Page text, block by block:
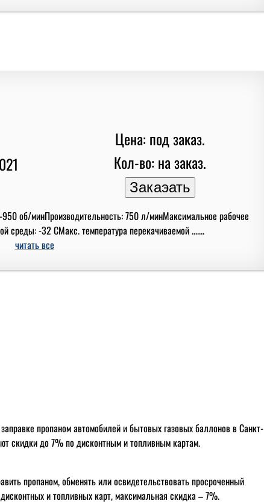
Цена: под заказ.
Кол-во: на заказ.
об/минПроизводительность: 750 л/минМаксимальное рабочее
среды: -32 СМакс. температура перекачиваемой .......
читать все
пропаном автомобилей и бытовых газовых баллонов в Санкт-
скидки до 7% по дисконтным и топливным картам.
пропаном, обменять или освидетельствовать просроченный
и топливных карт, максимальная скидка – 7%.